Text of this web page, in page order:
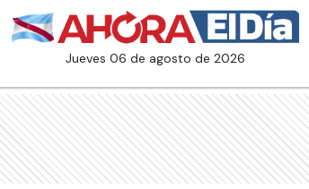
jueves 06 de agosto de 2026